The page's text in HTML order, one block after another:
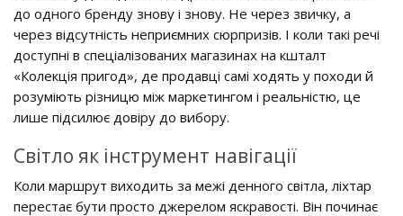
до одного бренду знову і знову. Не через звичку, а
через відсутність неприємних сюрпризів. І коли такі речі
доступні в спеціалізованих магазинах на кшталт
«Колекція пригод», де продавці самі ходять у походи й
розуміють різницю між маркетингом і реальністю, це
лише підсилює довіру до вибору.
Світло як інструмент навігації
Коли маршрут виходить за межі денного світла, ліхтар
перестає бути просто джерелом яскравості. Він починає